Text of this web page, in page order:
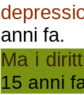
anni fa.
Ma i
15 anni